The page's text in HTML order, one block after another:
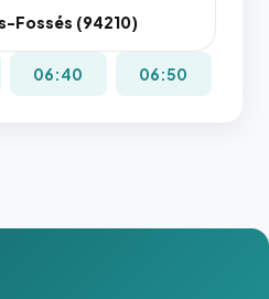
Fossés (94210)
06:40 06:50